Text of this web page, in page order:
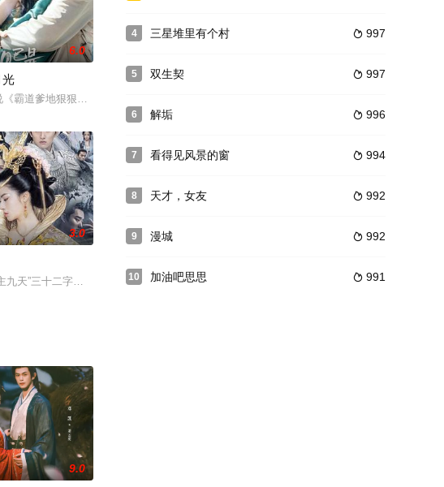
装青春励志传奇剧。该剧讲述了重耳励志复国，并与齐姜、骊姬
却有着成为作曲家的梦想。机缘巧合之下，洛天然认识了偶像巨星靳泽一（许魏洲 饰），
暗夜冥，但暗夜冥嫁给了侠士战飞天。暗夜罗为报复战飞天，将战飞天家刚出生的女婴和烈
6.0
《霸道爹地狠狠爱》改编的都市剧《再见已是白月光》于近日开机。剧集由戴燕妮、邓超元
刀始终刺在敌人的心脏上，在最关键时刻给国民党致命一
处，与公司高层曲忠辉之间产生间隙，未能受到公司重用。公司突然空降了学历普通、毫无
母的命令帮助义母女儿白银若嫁进杨府，却意外与白银若的未婚夫杨潇结识，结果行差踏错
3.0
九天”三十二字真言中这二句话，让乱世硝烟中的原、窦二大枭雄开始了一场以天下为博弈
9.0
4  997
三星堆里有个村
5  997
双生契
6  996
解垢
7  994
看得见风景的窗
8  992
天才，女友
9  992
漫城
10  991
加油吧思思